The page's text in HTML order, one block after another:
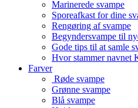
Marinerede svampe
Sporeafkast for dine
Rengøring af svampe
Begyndersvampe til
Gode tips til at samle
Hvor stammer navnet
Farver
Røde svampe
Grønne svampe
Blå svampe